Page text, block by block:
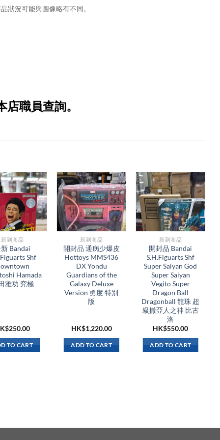
狀況可能與圖像略有不同。
職員查詢。
新到商品​
Bandai
Shf
Hamada
雅功 究極
250.00
TO CART
新到商品​
開封品 通病少爆皮
Hottoys MMS436
DX Yondu
Guardians of the
Galaxy Deluxe
Version 勇度 特別
版
HK$1,220.00
ADD TO CART
新到商品​
開封品 Bandai
S.H.Figuarts Shf
Super Saiyan God
Super Saiyan
Vegito Super
Dragon Ball
Dragonball 龍珠 超
級撒亞人之神 比古
洛
HK$550.00
ADD TO CART